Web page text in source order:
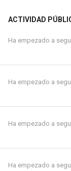
ACTIVIDAD
Ha empezado a
Ha empezado a
Ha empezado a
Ha empezado a